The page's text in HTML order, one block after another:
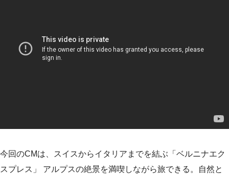
今回のCMは、スイスからイタリアまでを結ぶ「ベルニナエク
スプレス」 アルプスの絶景を満喫しながら旅できる。自然と